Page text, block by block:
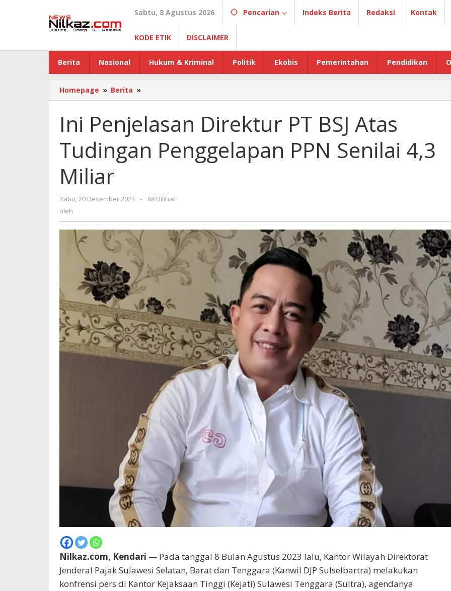
Sabtu, 8 Agustus 2026 Pencarian Indeks Berita Redaksi Kontak
KODE ETIK DISCLAIMER
Berita Nasional Hukum & Kriminal Politik Ekobis Pemerintahan Pendidikan
Homepage » Berita »
Penjelasan
PT
BSJ
Tudingan
4,3
Ini Penjelasan Direktur PT BSJ Atas
Tudingan Penggelapan PPN Senilai 4,3
Miliar
Rabu, 20 Desember 2023 oleh
-
68 Dilihat
oleh
Nilkaz.com, Kendari — Pada tanggal 8 Bulan Agustus 2023 lalu, Kantor Wilayah Direktorat
Jenderal Pajak Sulawesi Selatan, Barat dan Tenggara (Kanwil DJP Sulselbartra) melakukan
konfrensi pers di Kantor Kejaksaan Tinggi (Kejati) Sulawesi Tenggara (Sultra), agendanya